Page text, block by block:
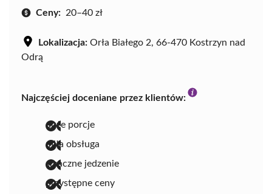
Ceny: 20–40 zł
Lokalizacja: Orła Białego 2, 66-470 Kostrzyn nad
Odrą
Najczęściej doceniane przez klientów:
duże porcje
miła obsługa
smaczne jedzenie
przystępne ceny